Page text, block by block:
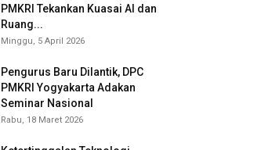
PMKRI Tekankan Kuasai AI dan
Ruang...
Minggu, 5 April 2026
Pengurus Baru Dilantik, DPC
PMKRI Yogyakarta Adakan
Seminar Nasional
Rabu, 18 Maret 2026